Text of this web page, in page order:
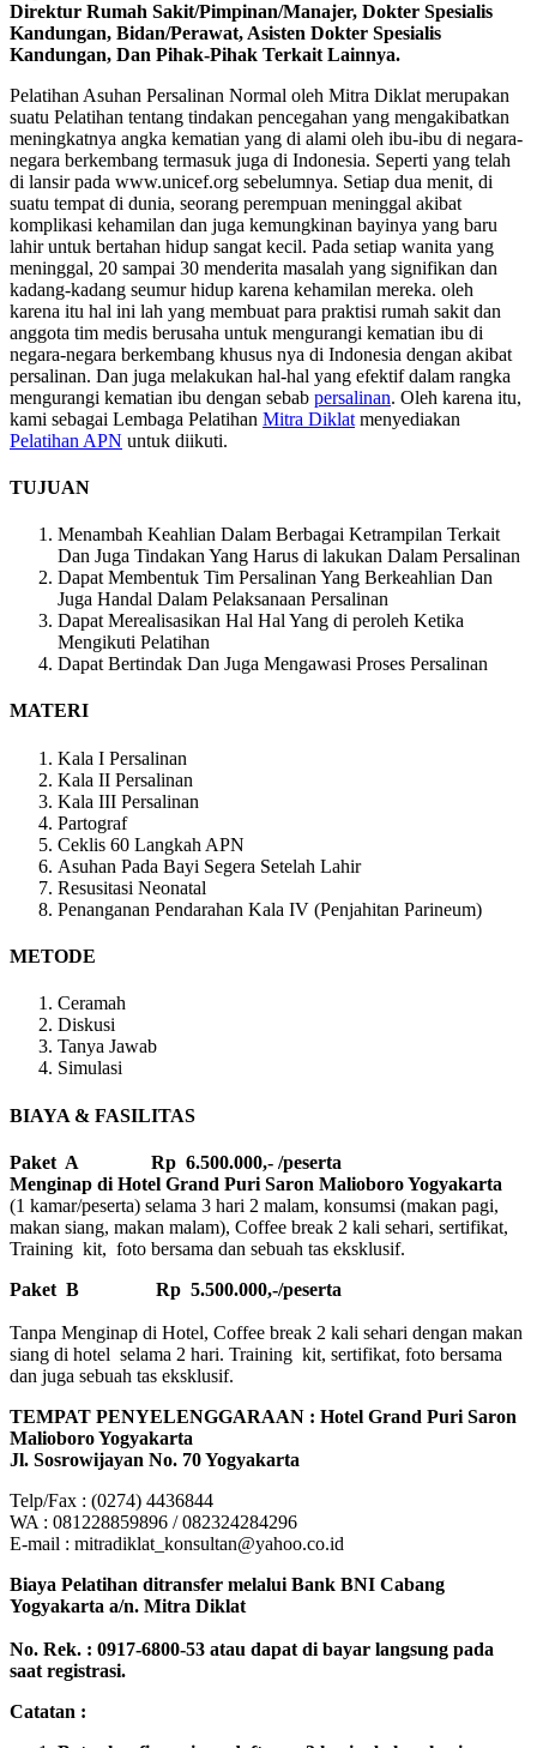
Direktur Rumah Sakit/Pimpinan/Manajer, Dokter Spesialis
Kandungan, Bidan/Perawat, Asisten Dokter Spesialis
Kandungan, Dan Pihak-Pihak Terkait Lainnya.
Pelatihan Asuhan Persalinan Normal oleh Mitra Diklat merupakan
suatu Pelatihan tentang tindakan pencegahan yang mengakibatkan
meningkatnya angka kematian yang di alami oleh ibu-ibu di negara-
negara berkembang termasuk juga di Indonesia. Seperti yang telah
di lansir pada www.unicef.org sebelumnya. Setiap dua menit, di
suatu tempat di dunia, seorang perempuan meninggal akibat
komplikasi kehamilan dan juga kemungkinan bayinya yang baru
lahir untuk bertahan hidup sangat kecil. Pada setiap wanita yang
meninggal, 20 sampai 30 menderita masalah yang signifikan dan
kadang-kadang seumur hidup karena kehamilan mereka. oleh
karena itu hal ini lah yang membuat para praktisi rumah sakit dan
anggota tim medis berusaha untuk mengurangi kematian ibu di
negara-negara berkembang khusus nya di Indonesia dengan akibat
persalinan. Dan juga melakukan hal-hal yang efektif dalam rangka
mengurangi kematian ibu dengan sebab persalinan. Oleh karena itu,
kami sebagai Lembaga Pelatihan Mitra Diklat menyediakan
Pelatihan APN untuk diikuti.
TUJUAN
Menambah Keahlian Dalam Berbagai Ketrampilan Terkait
Dan Juga Tindakan Yang Harus di lakukan Dalam Persalinan
Dapat Membentuk Tim Persalinan Yang Berkeahlian Dan
Juga Handal Dalam Pelaksanaan Persalinan
Dapat Merealisasikan Hal Hal Yang di peroleh Ketika
Mengikuti Pelatihan
Dapat Bertindak Dan Juga Mengawasi Proses Persalinan
MATERI
Kala I Persalinan
Kala II Persalinan
Kala III Persalinan
Partograf
Ceklis 60 Langkah APN
Asuhan Pada Bayi Segera Setelah Lahir
Resusitasi Neonatal
Penanganan Pendarahan Kala IV (Penjahitan Parineum)
METODE
Ceramah
Diskusi
Tanya Jawab
Simulasi
BIAYA & FASILITAS
Paket A Rp 6.500.000,- /peserta
Menginap di Hotel Grand Puri Saron Malioboro Yogyakarta
(1 kamar/peserta) selama 3 hari 2 malam, konsumsi (makan pagi,
makan siang, makan malam), Coffee break 2 kali sehari, sertifikat,
Training kit, foto bersama dan sebuah tas eksklusif.
Paket B
Rp 5.500.000,-/peserta
Tanpa Menginap di Hotel, Coffee break 2 kali sehari dengan makan
siang di hotel selama 2 hari. Training kit, sertifikat, foto bersama
dan juga sebuah tas eksklusif.
TEMPAT PENYELENGGARAAN : Hotel Grand Puri Saron
Malioboro Yogyakarta
Jl. Sosrowijayan No. 70 Yogyakarta
Telp/Fax : (0274) 4436844
WA : 081228859896 / 082324284296
E-mail : mitradiklat_konsultan@yahoo.co.id
Biaya Pelatihan ditransfer melalui Bank BNI Cabang
Yogyakarta a/n. Mitra Diklat
No. Rek. : 0917-6800-53 atau dapat di bayar langsung pada
saat registrasi.
Catatan :